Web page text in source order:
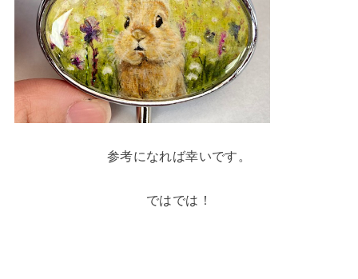
参考になれば幸いです。
ではでは！